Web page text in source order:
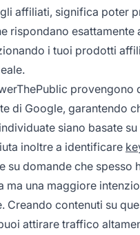
affiliati, significa poter
rispondano esattamente
i tuoi prodotti
provengono
di Google, garantendo
siano basate
inoltre a identificare
su domande che spesso
ma una maggiore
Creando contenuti su
attirare traffico